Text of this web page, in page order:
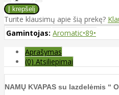
Turite klausimų apie šią prekę?
Gamintojas: Aromatic•89•
Aprašymas
(0) Atsiliepimai
NAMŲ KVAPAS su lazdelėmis “